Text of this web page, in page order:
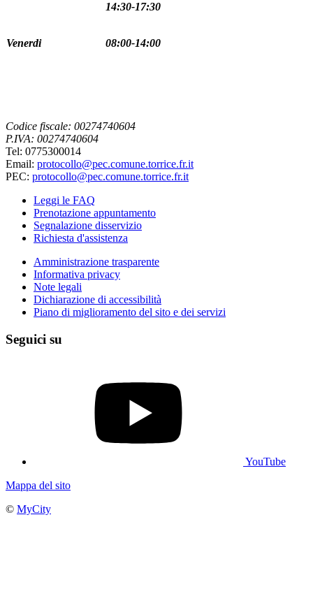
14:30-17:30
Venerdi 08:00-14:00
Codice fiscale: 00274740604
P.IVA: 00274740604
Tel: 0775300014
Email: protocollo@pec.comune.torrice.fr.it
PEC: protocollo@pec.comune.torrice.fr.it
Leggi le FAQ
Prenotazione appuntamento
Segnalazione disservizio
Richiesta d'assistenza
Amministrazione trasparente
Informativa privacy
Note legali
Dichiarazione di accessibilità
Piano di miglioramento del sito e dei servizi
Seguici su
YouTube
Mappa del sito
© MyCity